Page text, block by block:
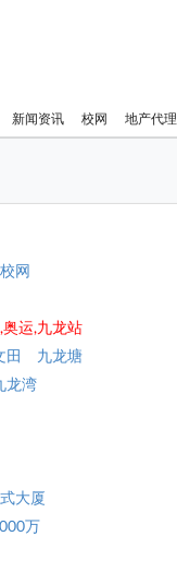
新闻资讯 校网 地产代理
网
奥运,九龙站
田
九龙塘
龙湾
大厦
万